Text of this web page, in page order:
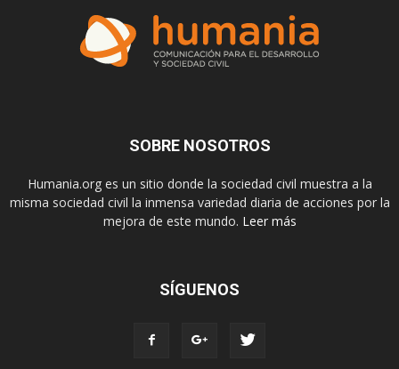
SOBRE NOSOTROS
Humania.org es un sitio donde la sociedad civil muestra a la
misma sociedad civil la inmensa variedad diaria de acciones por la
mejora de este mundo. Leer más
SÍGUENOS